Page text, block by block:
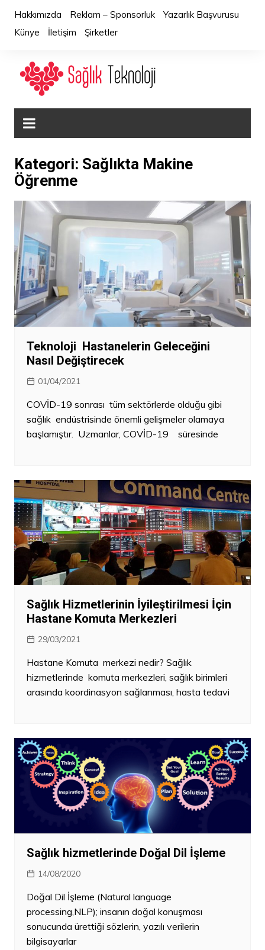
content
Hakkımızda Reklam – Sponsorluk
Yazarlık Başvurusu
Künye
İletişim Şirketler
Kategori: Sağlıkta Makine
Öğrenme
Teknoloji Hastanelerin Geleceğini
Nasıl Değiştirecek
01/04/2021
COVİD-19 sonrası tüm sektörlerde olduğu gibi
sağlık endüstrisinde önemli gelişmeler olamaya
başlamıştır. Uzmanlar, COVİD-19 süresinde
Sağlık Hizmetlerinin İyileştirilmesi İçin
Hastane Komuta Merkezleri
29/03/2021
Hastane Komuta merkezi nedir? Sağlık
hizmetlerinde komuta merkezleri, sağlık birimleri
arasında koordinasyon sağlanması, hasta tedavi
Sağlık hizmetlerinde Doğal Dil İşleme
14/08/2020
Doğal Dil İşleme (Natural language
processing,NLP); insanın doğal konuşması
sonucunda ürettiği sözlerin, yazılı verilerin
bilgisayarlar